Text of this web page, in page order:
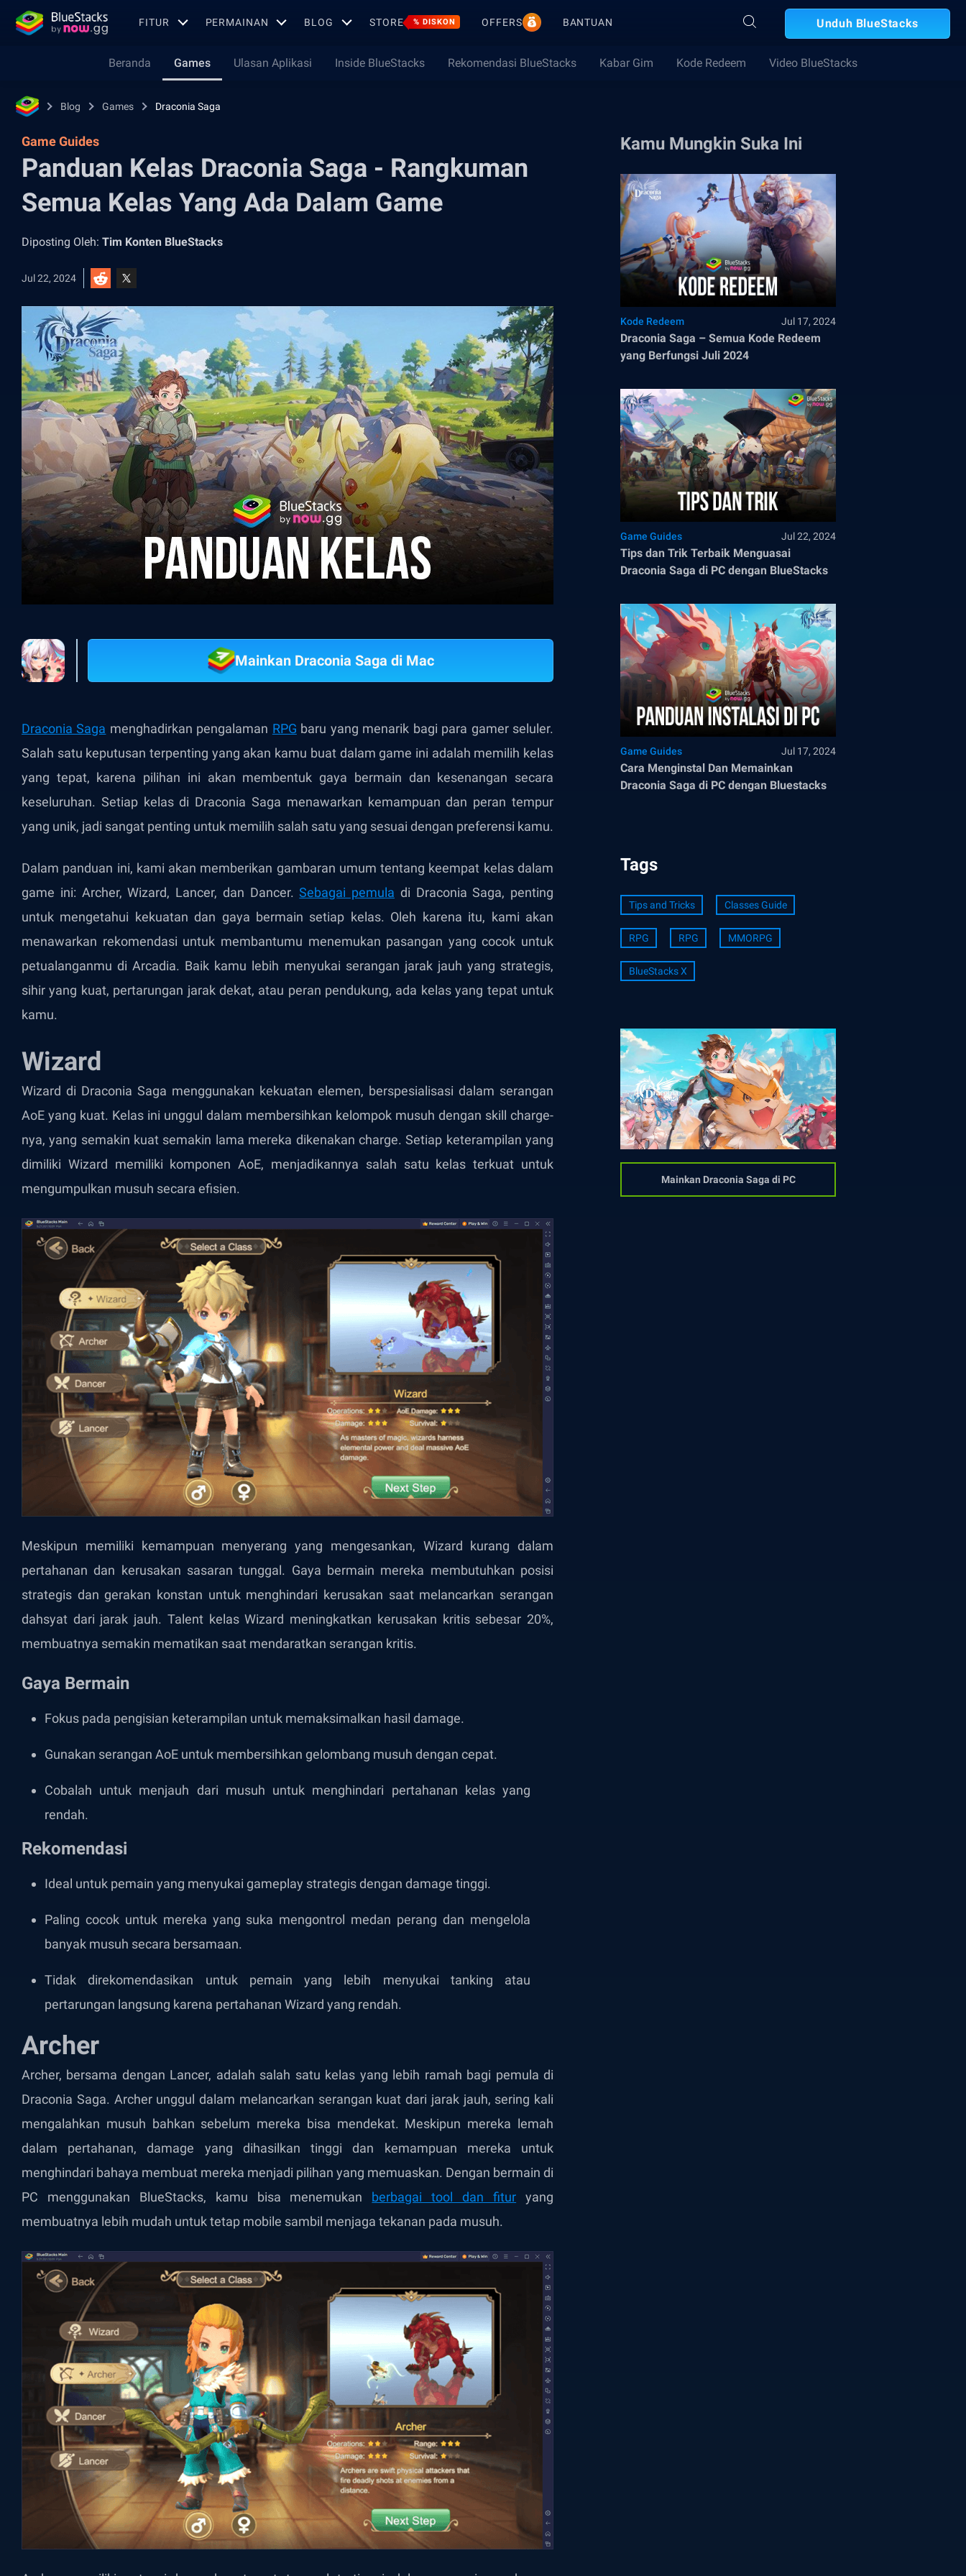
FITUR PERMAINAN BLOG STORE % DISKON OFFERS BANTUAN Unduh BlueStacks
Beranda Games Ulasan Aplikasi Inside BlueStacks Rekomendasi BlueStacks Kabar Gim Kode Redeem Video BlueStacks
Blog Games Draconia Saga
Game Guides
Panduan Kelas Draconia Saga - Rangkuman
Semua Kelas Yang Ada Dalam Game
Diposting Oleh: Tim Konten BlueStacks
Jul 22, 2024
Mainkan Draconia Saga di Mac
Draconia Saga menghadirkan pengalaman RPG baru yang menarik bagi para gamer seluler.
Salah satu keputusan terpenting yang akan kamu buat dalam game ini adalah memilih kelas
yang tepat, karena pilihan ini akan membentuk gaya bermain dan kesenangan secara
keseluruhan. Setiap kelas di Draconia Saga menawarkan kemampuan dan peran tempur
yang unik, jadi sangat penting untuk memilih salah satu yang sesuai dengan preferensi kamu.
Dalam panduan ini, kami akan memberikan gambaran umum tentang keempat kelas dalam
game ini: Archer, Wizard, Lancer, dan Dancer.Sebagai pemula di Draconia Saga, penting
untuk mengetahui kekuatan dan gaya bermain setiap kelas. Oleh karena itu, kami akan
menawarkan rekomendasi untuk membantumu menemukan pasangan yang cocok untuk
petualanganmu di Arcadia. Baik kamu lebih menyukai serangan jarak jauh yang strategis,
sihir yang kuat, pertarungan jarak dekat, atau peran pendukung, ada kelas yang tepat untuk
kamu.
Wizard
Wizard di Draconia Saga menggunakan kekuatan elemen, berspesialisasi dalam serangan
AoE yang kuat. Kelas ini unggul dalam membersihkan kelompok musuh dengan skill charge-
nya, yang semakin kuat semakin lama mereka dikenakan charge. Setiap keterampilan yang
dimiliki Wizard memiliki komponen AoE, menjadikannya salah satu kelas terkuat untuk
mengumpulkan musuh secara efisien.
Meskipun memiliki kemampuan menyerang yang mengesankan, Wizard kurang dalam
pertahanan dan kerusakan sasaran tunggal. Gaya bermain mereka membutuhkan posisi
strategis dan gerakan konstan untuk menghindari kerusakan saat melancarkan serangan
dahsyat dari jarak jauh. Talent kelas Wizard meningkatkan kerusakan kritis sebesar 20%,
membuatnya semakin mematikan saat mendaratkan serangan kritis.
Gaya Bermain
Fokus pada pengisian keterampilan untuk memaksimalkan hasil damage.
Gunakan serangan AoE untuk membersihkan gelombang musuh dengan cepat.
Cobalah untuk menjauh dari musuh untuk menghindari pertahanan kelas yang
rendah.
Rekomendasi
Ideal untuk pemain yang menyukai gameplay strategis dengan damage tinggi.
Paling cocok untuk mereka yang suka mengontrol medan perang dan mengelola
banyak musuh secara bersamaan.
Tidak direkomendasikan untuk pemain yang lebih menyukai tanking atau
pertarungan langsung karena pertahanan Wizard yang rendah.
Archer
Archer, bersama dengan Lancer, adalah salah satu kelas yang lebih ramah bagi pemula di
Draconia Saga. Archer unggul dalam melancarkan serangan kuat dari jarak jauh, sering kali
mengalahkan musuh bahkan sebelum mereka bisa mendekat. Meskipun mereka lemah
dalam pertahanan, damage yang dihasilkan tinggi dan kemampuan mereka untuk
menghindari bahaya membuat mereka menjadi pilihan yang memuaskan. Dengan bermain di
PC menggunakan BlueStacks, kamu bisa menemukan berbagai tool dan fitur yang
membuatnya lebih mudah untuk tetap mobile sambil menjaga tekanan pada musuh.
Kamu Mungkin Suka Ini
Kode Redeem Jul 17, 2024
Draconia Saga – Semua Kode Redeem
yang Berfungsi Juli 2024
Game Guides Jul 22, 2024
Tips dan Trik Terbaik Menguasai
Draconia Saga di PC dengan BlueStacks
Game Guides Jul 17, 2024
Cara Menginstal Dan Memainkan
Draconia Saga di PC dengan Bluestacks
Tags
Tips and Tricks Classes Guide
RPG RPG MMORPG
BlueStacks X
Mainkan Draconia Saga di PC